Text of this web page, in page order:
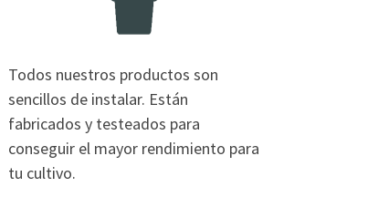
Todos nuestros productos son
sencillos de instalar. Están
fabricados y testeados para
conseguir el mayor rendimiento para
tu cultivo.